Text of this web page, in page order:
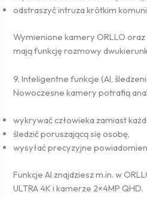
odstraszyć intruza krótkim
Wymienione kamery ORLLO
mają funkcję rozmowy
9. Inteligentne funkcje (AI,
Nowoczesne kamery potrafią
wykrywać człowieka zamiast
śledzić poruszającą się osobę,
wysyłać precyzyjne
Funkcje AI znajdziesz m.in. w
ULTRA 4K i kamerze 2×4MP QHD.